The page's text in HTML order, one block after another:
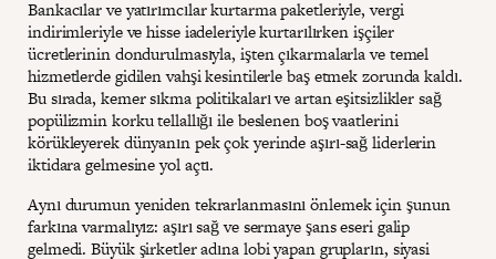
Bankacılar ve yatırımcılar kurtarma paketleriyle, vergi
indirimleriyle ve hisse iadeleriyle kurtarılırken işçiler
ücretlerinin dondurulmasıyla, işten çıkarmalarla ve temel
hizmetlerde gidilen vahşi kesintilerle baş etmek zorunda kaldı.
Bu sırada, kemer sıkma politikaları ve artan eşitsizlikler sağ
popülizmin korku tellallığı ile beslenen boş vaatlerini
körükleyerek dünyanın pek çok yerinde aşırı-sağ liderlerin
iktidara gelmesine yol açtı.
Aynı durumun yeniden tekrarlanmasını önlemek için şunun
farkına varmalıyız: aşırı sağ ve sermaye şans eseri galip
gelmedi. Büyük şirketler adına lobi yapan grupların, siyasi